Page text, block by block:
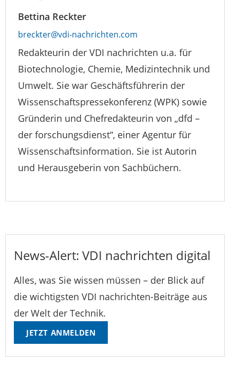
Bettina Reckter
breckter@vdi-nachrichten.com
Redakteurin der VDI nachrichten u.a. für
Biotechnologie, Chemie, Medizintechnik und
Umwelt. Sie war Geschäftsführerin der
Wissenschaftspressekonferenz (WPK) sowie
Gründerin und Chefredakteurin von „dfd –
der forschungsdienst“, einer Agentur für
Wissenschaftsinformation. Sie ist Autorin
und Herausgeberin von Sachbüchern.
News-Alert: VDI nachrichten digital
Alles, was Sie wissen müssen – der Blick auf
die wichtigsten VDI nachrichten-Beiträge aus
der Welt der Technik.
JETZT ANMELDEN